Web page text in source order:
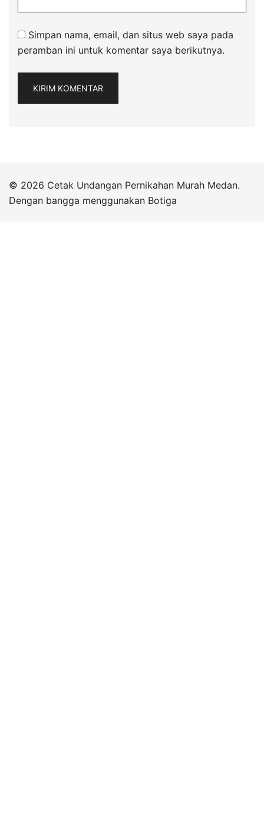
Simpan nama, email, dan situs web saya pada
peramban ini untuk komentar saya berikutnya.
© 2026 Cetak Undangan Pernikahan Murah Medan.
Dengan bangga menggunakan Botiga